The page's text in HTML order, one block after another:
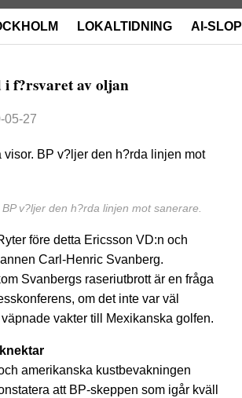
LOKALTIDNING AI-SLOP
f?rsvaret av oljan
05-27
v?ljer den h?rda linjen mot sanerare.
före detta Ericsson VD:n och
Carl-Henric Svanberg.
Svanbergs raseriutbrott är en fråga
om det inte var väl
vakter till Mexikanska golfen.
amerikanska kustbevakningen
att BP-skeppen som igår kväll